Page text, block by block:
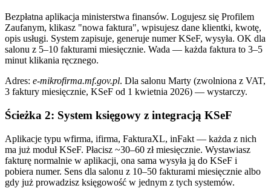
Bezpłatna aplikacja ministerstwa finansów. Logujesz się Profilem
Zaufanym, klikasz "nowa faktura", wpisujesz dane klientki, kwotę,
opis usługi. System zapisuje, generuje numer KSeF, wysyła. OK dla
salonu z 5–10 fakturami miesięcznie. Wada — każda faktura to 3–5
minut klikania ręcznego.
Adres: e-mikrofirma.mf.gov.pl. Dla salonu Marty (zwolniona z VAT,
3 faktury miesięcznie, KSeF od 1 kwietnia 2026) — wystarczy.
Ścieżka 2: System księgowy z integracją KSeF
Aplikacje typu wfirma, ifirma, FakturaXL, inFakt — każda z nich
ma już moduł KSeF. Płacisz ~30–60 zł miesięcznie. Wystawiasz
fakturę normalnie w aplikacji, ona sama wysyła ją do KSeF i
pobiera numer. Sens dla salonu z 10–50 fakturami miesięcznie albo
gdy już prowadzisz księgowość w jednym z tych systemów.